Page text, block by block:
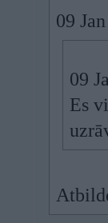
09
09
Es